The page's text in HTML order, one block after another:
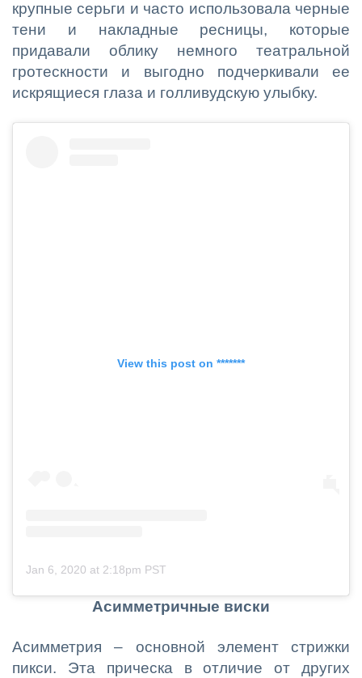
крупные серьги и часто использовала черные
тени и накладные ресницы, которые
придавали облику немного театральной
гротескности и выгодно подчеркивали ее
искрящиеся глаза и голливудскую улыбку.
View this post on *******
Jan 6, 2020 at 2:18pm PST
Асимметричные виски
Асимметрия – основной элемент стрижки
пикси. Эта прическа в отличие от других